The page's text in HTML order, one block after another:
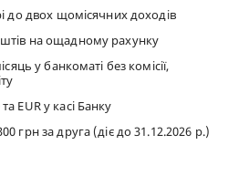
до двох щомісячних доходів
на ощадному рахунку
у банкоматі без комісії,
EUR у касі Банку
грн за друга (діє до 31.12.2026 р.)